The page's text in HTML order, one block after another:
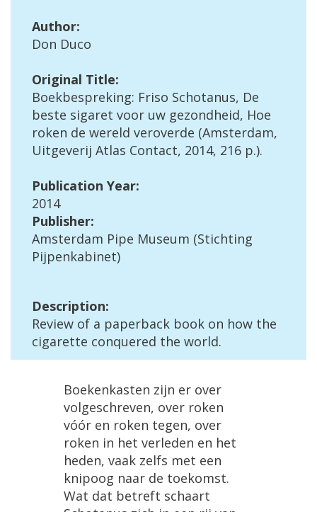
Author:
Don Duco
Original Title:
Boekbespreking: Friso Schotanus, De
beste sigaret voor uw gezondheid, Hoe
roken de wereld veroverde (Amsterdam,
Uitgeverij Atlas Contact, 2014, 216 p.).
Publication Year:
2014
Publisher:
Amsterdam Pipe Museum (Stichting
Pijpenkabinet)
Description:
Review of a paperback book on how the
cigarette conquered the world.
Boekenkasten zijn er over
volgeschreven, over roken
vóór en roken tegen, over
roken in het verleden en het
heden, vaak zelfs met een
knipoog naar de toekomst.
Wat dat betreft schaart